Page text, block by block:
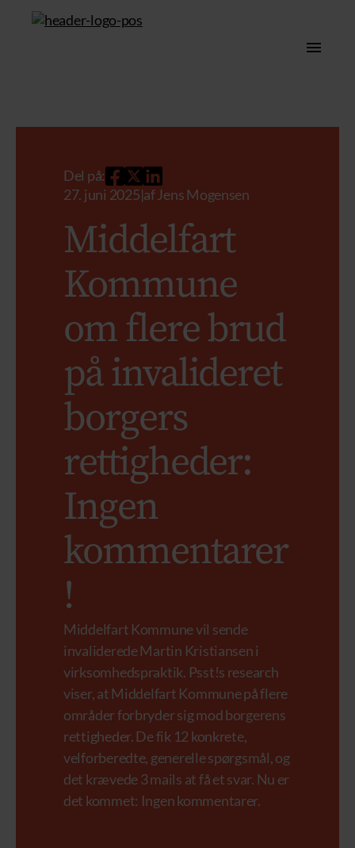
27. juni 2025|af Jens Mogensen
Del på:
Middelfart
Kommune
om flere brud
på invalideret
borgers
rettigheder:
Ingen
kommentarer
!
Middelfart Kommune vil sende
invaliderede Martin Kristiansen i
virksomhedspraktik. Psst!s research
viser, at Middelfart Kommune på flere
områder forbryder sig mod borgerens
rettigheder. De fik 12 konkrete,
velforberedte, generelle spørgsmål, og
det krævede 3 mails at få et svar. Nu er
det kommet: Ingen kommentarer.